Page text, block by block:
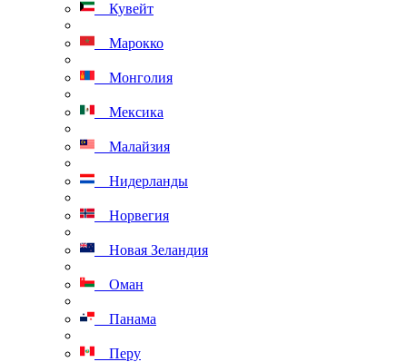
Кувейт
Марокко
Монголия
Мексика
Малайзия
Нидерланды
Норвегия
Новая Зеландия
Оман
Панама
Перу